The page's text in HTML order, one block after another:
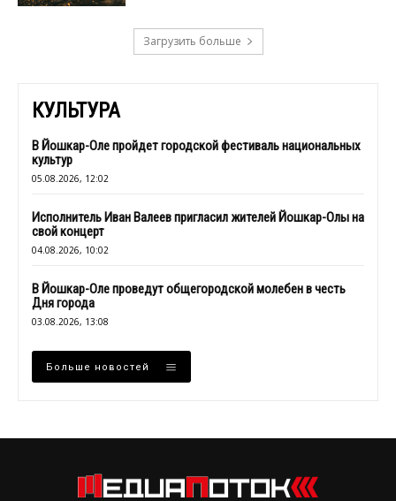
Загрузить больше
КУЛЬТУРА
В Йошкар-Оле пройдет городской фестиваль национальных
культур
05.08.2026, 12:02
Исполнитель Иван Валеев пригласил жителей Йошкар-Олы на
свой концерт
04.08.2026, 10:02
В Йошкар-Оле проведут общегородской молебен в честь
Дня города
03.08.2026, 13:08
Больше новостей